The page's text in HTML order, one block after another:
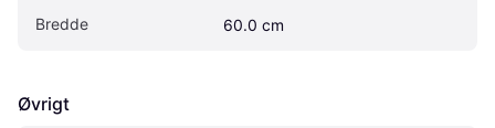
Bredde 60.0 cm
Øvrigt